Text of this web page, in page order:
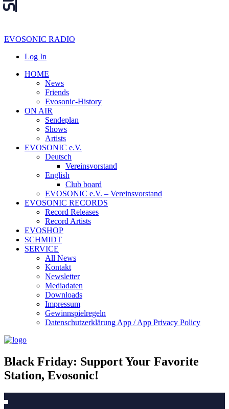
EVOSONIC RADIO
Log In
HOME
News
Friends
Evosonic-History
ON AIR
Sendeplan
Shows
Artists
EVOSONIC e.V.
Deutsch
Vereinsvorstand
English
Club board
EVOSONIC e.V. ‒ Vereinsvorstand
EVOSONIC RECORDS
Record Releases
Record Artists
EVOSHOP
SCHMIDT
SERVICE
All News
Kontakt
Newsletter
Mediadaten
Downloads
Impressum
Gewinnspielregeln
Datenschutzerklärung App / App Privacy Policy
Black Friday: Support Your Favorite
Station, Evosonic!